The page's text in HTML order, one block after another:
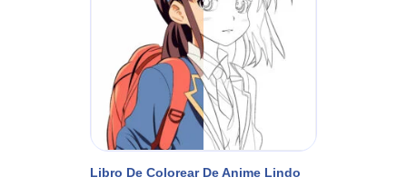
Libro De Colorear De Anime Lindo